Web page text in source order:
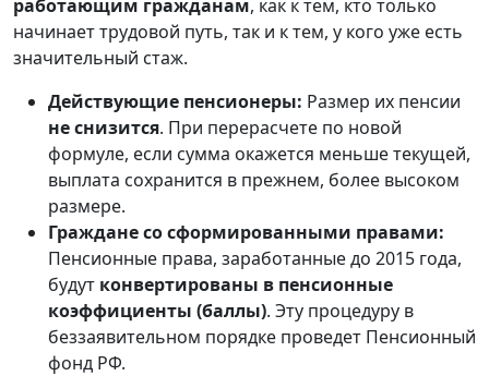
работающим гражданам, как к тем, кто только
начинает трудовой путь, так и к тем, у кого уже есть
значительный стаж.
Действующие пенсионеры: Размер их пенсии
не снизится. При перерасчете по новой
формуле, если сумма окажется меньше текущей,
выплата сохранится в прежнем, более высоком
размере.
Граждане со сформированными правами:
Пенсионные права, заработанные до 2015 года,
будут конвертированы в пенсионные
коэффициенты (баллы). Эту процедуру в
беззаявительном порядке проведет Пенсионный
фонд РФ.